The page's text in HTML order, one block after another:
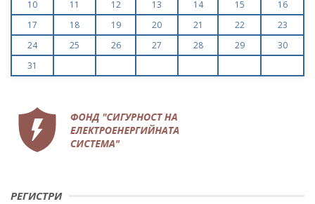
10
11 12 13 14 15
16
17
18 19 20 21 22
23
24
25 26 27 28 29
30
31
РЕГИСТРИ